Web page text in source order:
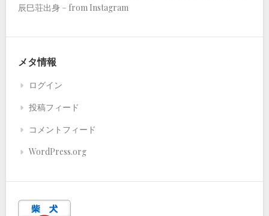
辰巳荘出身 – from Instagram
メタ情報
ログイン
投稿フィード
コメントフィード
WordPress.org